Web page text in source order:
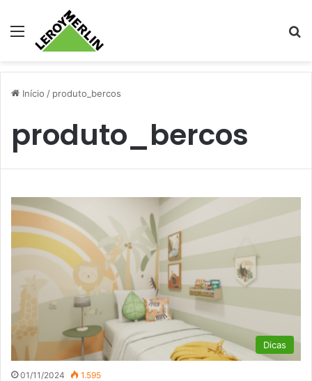
Menu
Início / produto_bercos
produto_bercos
Dicas
01/11/2024 1.595